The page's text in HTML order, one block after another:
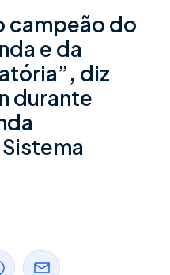
campeão do
e da
diz
durante